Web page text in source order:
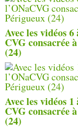
Avec les vidéos
CVG consacrée
(24)
Avec les vidéos
CVG consacrée
(24)